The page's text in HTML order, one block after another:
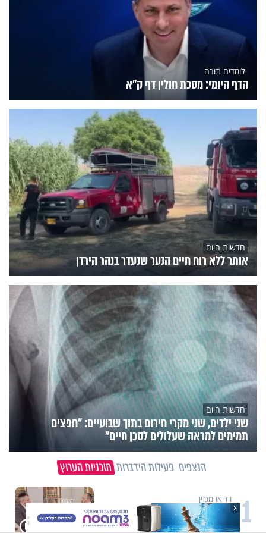
לומדים תורה
הדף היומי: מסכת חולין דף ק"א
חדשות היום
אותר ללא רוח חיים הנער שנעדר בנהר הירדן
חדשות היום
שני ילדים, שני מקרי חירום בתוך שבועיים: "חפצים
תמימים למראה שעלולים לסכן חיים"
הנצפים פעילות הידברות תוכניות הערוץ
1 וידיאו מגזין
"הגמגום לא מגדיר אותי": ישראל
שטרן על המגבלה שלא עוצרת אותו
X